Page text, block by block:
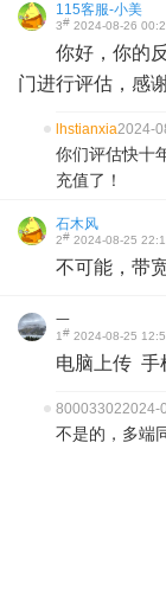
115客服-小美
3# 2024-08-26
你好，你的
门进行评估，感
lhstianxia2024-
你们评估快十
充值了！
石木风
2# 2024-08-25
不可能，带
一
1# 2024-08-25
电脑上传 手
800033022024-
不是的，多端